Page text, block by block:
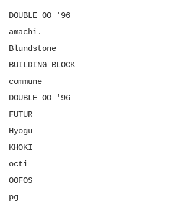
DOUBLE OO '96
amachi.
Blundstone
BUILDING BLOCK
commune
DOUBLE OO '96
FUTUR
Hyōgu
KHOKI
octi
OOFOS
pg